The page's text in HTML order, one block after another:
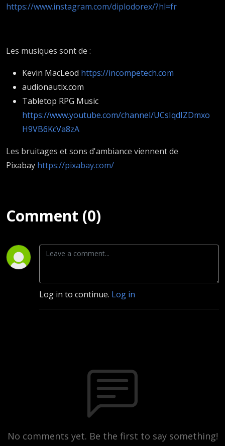
https://www.instagram.com/diplodorex/?hl=fr
Les musiques sont de :
Kevin MacLeod https://incompetech.com
audionautix.com
Tabletop RPG Music
https://www.youtube.com/channel/UCsIqdIZDmxo
H9VB6KcVa8zA
Les bruitages et sons d'ambiance viennent de
Pixabay https://pixabay.com/
Comment (0)
Log in to continue. Log in
No comments yet. Be the first to say something!